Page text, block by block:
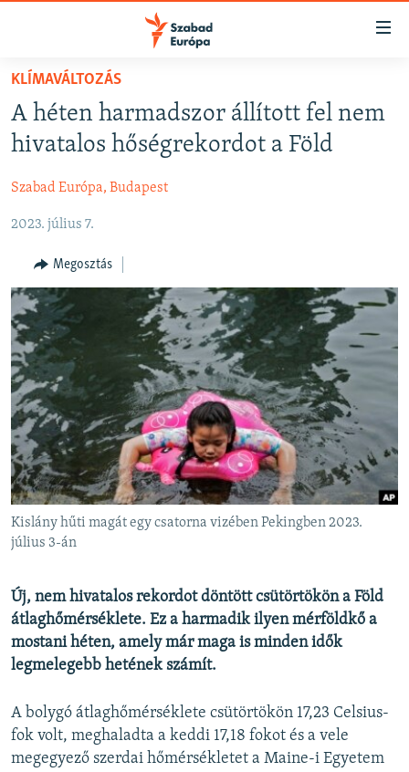
Akadálymentes
Ugrás
fő
oldalra
Ugrás
NAPIRENDEN
AKTUÁLIS
VIDEÓK
ELEMZŐ
NER15
SZABADON
TÁRSADALOM
DEMOKRÁCIA
A PÉNZ NYOMÁBAN
EURÓPAI UNIÓ
VILÁG
KLÍMAVÁLTOZÁS
A MÚLT TANULSÁGAI
Valamennyi RFE/RL weboldal
KLÍMAVÁLTOZÁS
A héten harmadszor állított fel nem
hivatalos hőségrekordot a Föld
Szabad Európa, Budapest
2023. július 7.
Megosztás
Kislány hűti magát egy csatorna vizében Pekingben 2023.
július 3-án
Új, nem hivatalos rekordot döntött csütörtökön a Föld
átlaghőmérséklete. Ez a harmadik ilyen mérföldkő a
mostani héten, amely már maga is minden idők
legmelegebb hetének számít.
A bolygó átlaghőmérséklete csütörtökön 17,23 Celsius-
fok volt, meghaladta a keddi 17,18 fokot és a vele
megegyező szerdai hőmérsékletet a Maine-i Egyetem